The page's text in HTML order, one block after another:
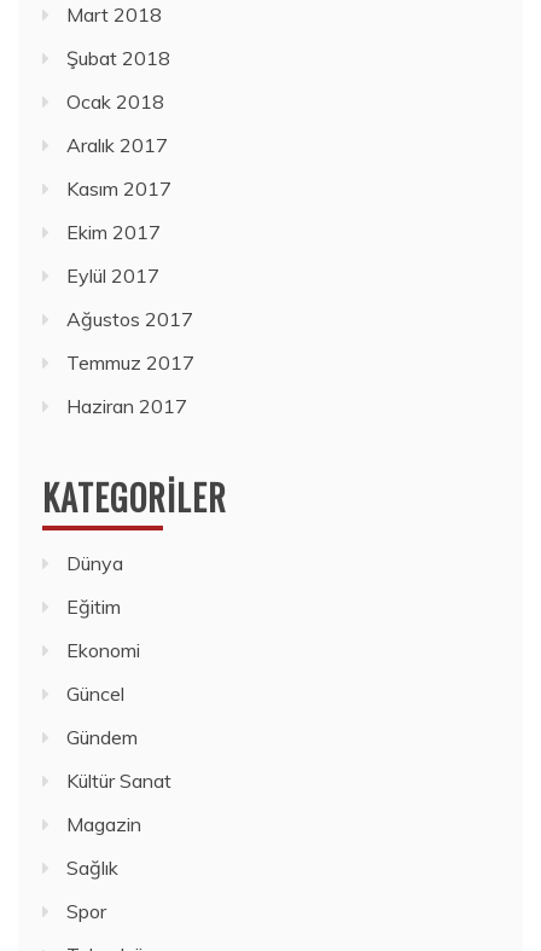
Mart 2018
Şubat 2018
Ocak 2018
Aralık 2017
Kasım 2017
Ekim 2017
Eylül 2017
Ağustos 2017
Temmuz 2017
Haziran 2017
KATEGORILER
Dünya
Eğitim
Ekonomi
Güncel
Gündem
Kültür Sanat
Magazin
Sağlık
Spor